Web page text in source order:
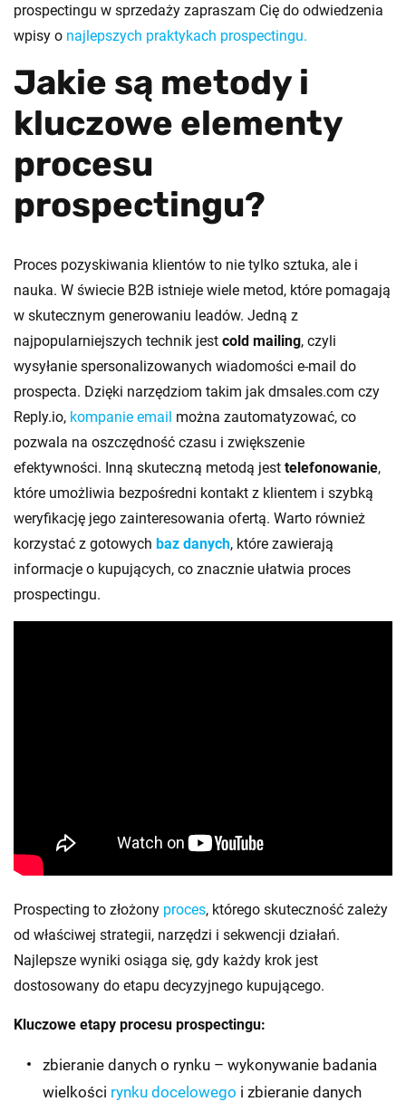
prospectingu w sprzedaży zapraszam Cię do odwiedzenia
wpisy o najlepszych praktykach prospectingu.
Jakie są metody i
kluczowe elementy
procesu
prospectingu?
Proces pozyskiwania klientów to nie tylko sztuka, ale i
nauka. W świecie B2B istnieje wiele metod, które pomagają
w skutecznym generowaniu leadów. Jedną z
najpopularniejszych technik jest cold mailing, czyli
wysyłanie spersonalizowanych wiadomości e-mail do
prospecta. Dzięki narzędziom takim jak dmsales.com czy
Reply.io, kompanie email można zautomatyzować, co
pozwala na oszczędność czasu i zwiększenie
efektywności. Inną skuteczną metodą jest telefonowanie,
które umożliwia bezpośredni kontakt z klientem i szybką
weryfikację jego zainteresowania ofertą. Warto również
korzystać z gotowych baz danych, które zawierają
informacje o kupujących, co znacznie ułatwia proces
prospectingu.
Prospecting to złożony proces, którego skuteczność zależy
od właściwej strategii, narzędzi i sekwencji działań.
Najlepsze wyniki osiąga się, gdy każdy krok jest
dostosowany do etapu decyzyjnego kupującego.
Kluczowe etapy procesu prospectingu:
zbieranie danych o rynku – wykonywanie badania
wielkości rynku docelowego i zbieranie danych